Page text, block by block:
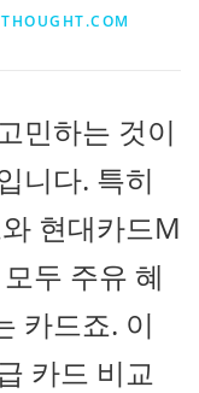
민하는 것이
니다. 특히
현대카드M
두 주유 혜
카드죠. 이
카드 비교